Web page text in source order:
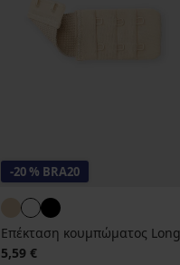
-20 % BRA20
Επέκταση κουμπώματος Long
5,59 €